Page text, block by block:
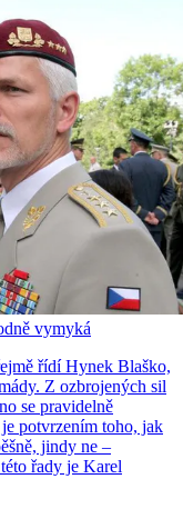
vymyká
řídí Hynek Blaško,
Z ozbrojených sil
se pravidelně
potvrzením toho, jak
jindy ne –
řady je Karel